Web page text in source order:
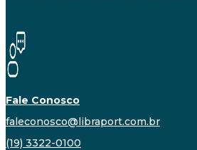
Fale Conosco
faleconosco@libraport.com.br
(19) 3322-0100